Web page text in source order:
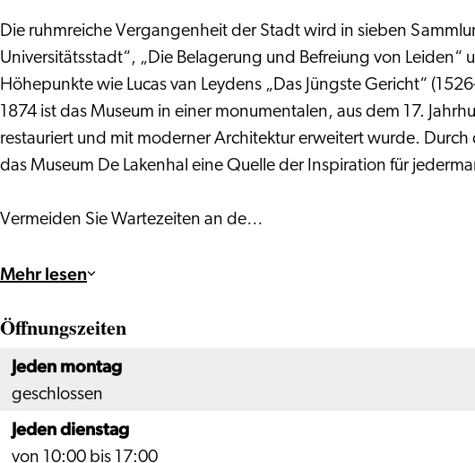
Die ruhmreiche Vergangenheit der Stadt wird in sieben
Universitätsstadt“, „Die Belagerung und Befreiung von
Höhepunkte wie Lucas van Leydens „Das Jüngste Gericht“
1874 ist das Museum in einer monumentalen, aus dem 17.
restauriert und mit moderner Architektur erweitert wurde.
das Museum De Lakenhal eine Quelle der Inspiration für
Vermeiden Sie Wartezeiten an de…
Mehr lesen
Öffnungszeiten
Jeden montag
geschlossen
Jeden dienstag
von 10:00 bis 17:00